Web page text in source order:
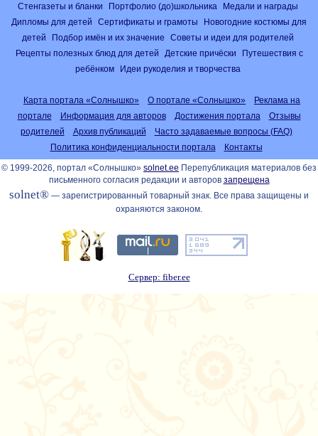
Стенгазеты и бланки
Портфолио (до)школьника
Медали и награды
Дипломы для детей
Сертификаты и грамоты
Новогодние костюмы для
детей
Подбор имён и их значение
Советы и идеи для родителей
Рецепты полезных блюд для детей
Детские причёски
Путешествия с
ребёнком
Идеи рукоделия и творчества
Карта портала «Солнышко» О портале «Солнышко»
Реклама на
портале
Информация для авторов Достижения портала
Отзывы
родителей
Архив публикаций
Часто задаваемые вопросы (FAQ)
Политика конфиденциальности портала
Контакты
© 1999-2026, портал «Солнышко» solnet.ee Перепубликация материалов без
письменного согласия редакции и авторов запрещена
solnet® — зарегистрированный товарный знак. Все права защищены и
охраняются законом.
Сервер: fiber.ee